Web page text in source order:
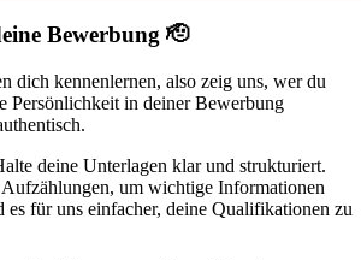
Bewerbung 🫡
dich kennenlernen, also zeig uns, wer du
Persönlichkeit in deiner Bewerbung
deine Unterlagen klar und strukturiert.
um wichtige Informationen
es für uns einfacher, deine Qualifikationen zu